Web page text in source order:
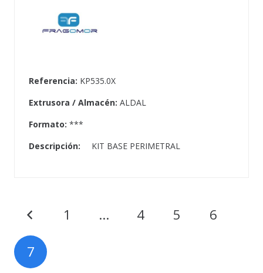
Referencia: KP535.0X
Extrusora / Almacén: ALDAL
Formato: ***
Descripción:
KIT BASE PERIMETRAL
1 … 4 5 6
7